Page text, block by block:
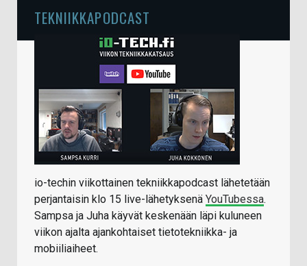
TEKNIIKKAPODCAST
io-techin viikottainen tekniikkapodcast lähetetään
perjantaisin klo 15 live-lähetyksenä YouTubessa.
Sampsa ja Juha käyvät keskenään läpi kuluneen
viikon ajalta ajankohtaiset tietotekniikka- ja
mobiiliaiheet.